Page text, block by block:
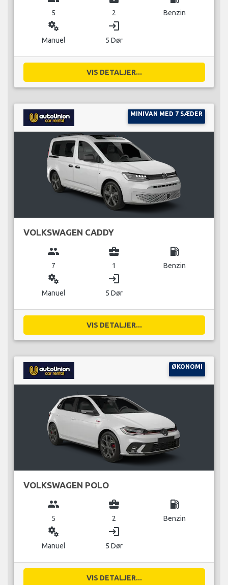
5 2 Benzin
miscellaneous_services
Manuel
login
5 Dør
VIS DETALJER...
MINIVAN MED 7 SÆDER
VOLKSWAGEN CADDY
group
7
business_center
1
local_gas_station
Benzin
miscellaneous_services
Manuel
login
5 Dør
VIS DETALJER...
ØKONOMI
VOLKSWAGEN POLO
group
5
business_center
2
local_gas_station
Benzin
miscellaneous_services
Manuel
login
5 Dør
VIS DETALJER...